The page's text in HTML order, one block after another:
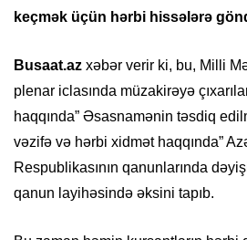
keçmək üçün hərbi hissələrə
Busaat.az xəbər verir ki, bu, Milli
plenar iclasında müzakirəyə
haqqında” Əsasnamənin təsdiq
vəzifə və hərbi xidmət haqqında”
Respublikasının qanunlarında
qanun layihəsində əksini tapıb.